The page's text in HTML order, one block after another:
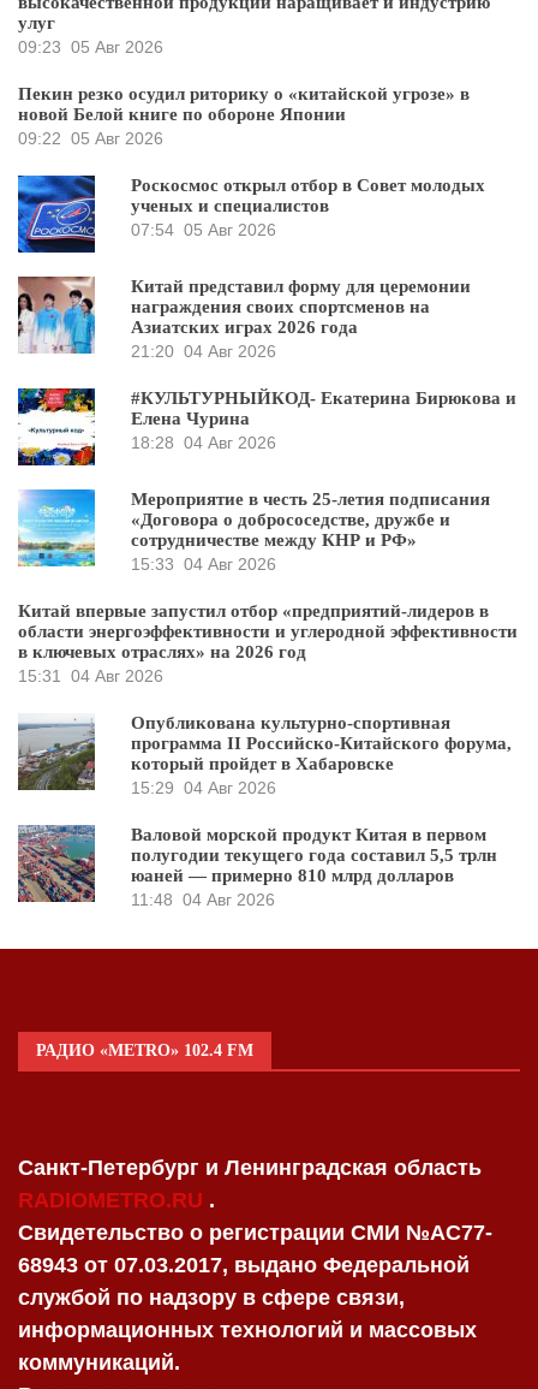
улуг
09:23 05 Авг 2026
Пекин резко осудил риторику о «китайской угрозе» в
новой Белой книге по обороне Японии
09:22 05 Авг 2026
Роскосмос открыл отбор в Совет молодых
ученых и специалистов
07:54 05 Авг 2026
Китай представил форму для церемонии
награждения своих спортсменов на
Азиатских играх 2026 года
21:20 04 Авг 2026
#КУЛЬТУРНЫЙКОД- Екатерина Бирюкова и
Елена Чурина
18:28 04 Авг 2026
Мероприятие в честь 25-летия подписания
«Договора о добрососедстве, дружбе и
сотрудничестве между КНР и РФ»
15:33 04 Авг 2026
Китай впервые запустил отбор «предприятий-лидеров в
области энергоэффективности и углеродной эффективности
в ключевых отраслях» на 2026 год
15:31
04 Авг 2026
Опубликована культурно-спортивная
программа II Российско-Китайского форума,
который пройдет в Хабаровске
15:29 04 Авг 2026
Валовой морской продукт Китая в первом
полугодии текущего года составил 5,5 трлн
юаней — примерно 810 млрд долларов
11:48 04 Авг 2026
РАДИО «METRO» 102.4 FM
Санкт-Петербург и Ленинградская область
RADIOMETRO.RU .
Свидетельство о регистрации СМИ №AC77-
68943 от 07.03.2017, выдано Федеральной
службой по надзору в сфере связи,
информационных технологий и массовых
коммуникаций.